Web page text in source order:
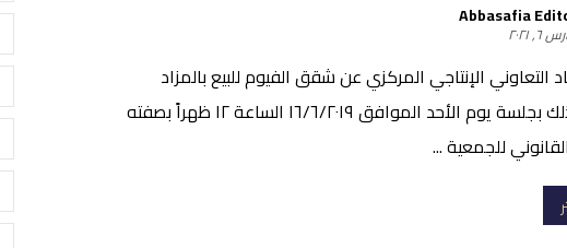
Abbasafia
٢٠٢١
التعاوني الإنتاجي المركزي عن شقق الفيوم للبيع بالمزاد
العلني. وذلك بجلسة يوم الأحد الموافق ١٦/٦/٢٠١٩ الساعة ١٢ ظهراً بصفته
للجمعية ...